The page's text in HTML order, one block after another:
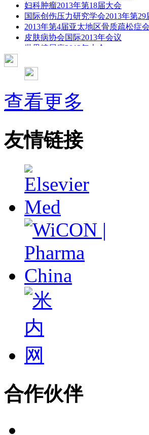
妇科肿瘤2013年第18届大会
国际创伤压力研究学会2013年第
2013年第4届亚太地区骨质疏松症
皮肤病协会国际2013年会议
世界糖尿病2013年大会
彭晓霞---诊断试验的Meta分析
武姗姗---累积Meta分析和TSA分析
孙凤---Network Meta分析
杨智荣---Cochrane综述实战经验分享
杨祖耀---疾病频率资料的Meta分析
查看更多
友情链接
合作伙伴